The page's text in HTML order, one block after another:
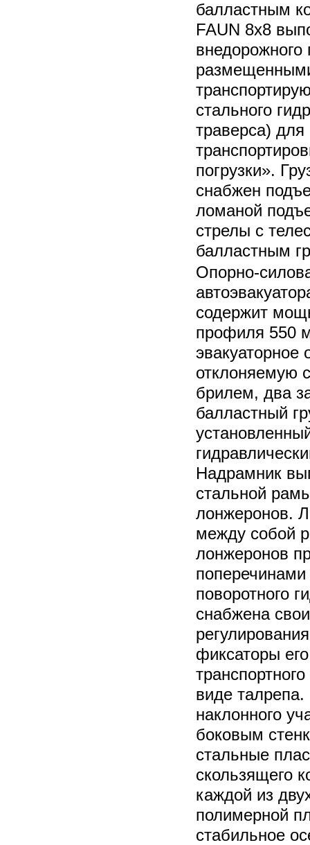
балластным
FAUN 8x8
внедорожного
стального
траверса)
погрузки».
снабжен
ломаной
стрелы с
балластным
Опорно-
содержит
профиля 550
эвакуаторное
отклоняемую
брилем, два
балластный
Надрамник
стальной
лонжеронов.
между собой
лонжеронов
поворотного
снабжена
фиксаторы
виде
наклонного
боковым
стальные
скользящего
каждой из
полимерной
стабильное